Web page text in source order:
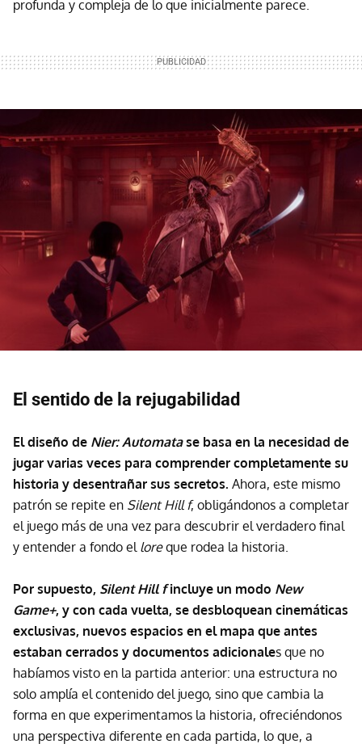
profunda y compleja de lo que inicialmente parece.
El sentido de la rejugabilidad
El diseño de Nier: Automatase basa en la necesidad de
jugar varias veces para comprender completamente su
historia y desentrañar sus secretos. Ahora, este mismo
patrón se repite en Silent Hill f, obligándonos a completar
el juego más de una vez para descubrir el verdadero final
y entender a fondo el loreque rodea la historia.
Por supuesto, Silent Hill fincluye un modo New
Game+, y con cada vuelta, se desbloquean cinemáticas
exclusivas, nuevos espacios en el mapa que antes
estaban cerrados y documentos adicionales que no
habíamos visto en la partida anterior: una estructura no
solo amplía el contenido del juego, sino que cambia la
forma en que experimentamos la historia, ofreciéndonos
una perspectiva diferente en cada partida, lo que, a